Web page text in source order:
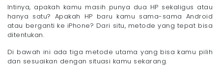
Intinya, apakah kamu masih punya dua HP sekaligus atau
hanya satu? Apakah HP baru kamu sama-sama Android
atau berganti ke iPhone? Dari situ, metode yang tepat bisa
ditentukan.
Di bawah ini ada tiga metode utama yang bisa kamu pilih
dan sesuaikan dengan situasi kamu sekarang.